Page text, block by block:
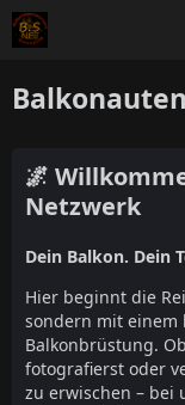
🌌
Netzwerk
Dein Balkon. Dein
Hier beginnt die
sondern mit einem
Balkonbrüstung.
fotografierst oder
zu erwischen – bei